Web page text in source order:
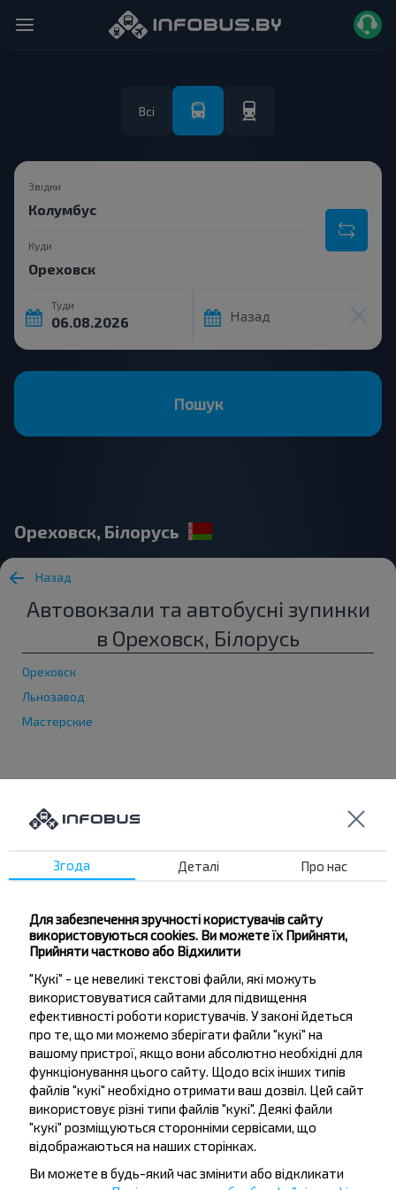
Всі
Звідки
Куди
Туди
Назад
Пошук
Ореховск, Білорусь
Назад
Автовокзали та автобусні зупинки
в Ореховск, Білорусь
Ореховск
Льнозавод
Мастерские
Бажаєте
подорожувати
дешевше?
Не пропусти акції, знижки та спеціальні
пропозиції, INFOBUS. Підпишись на розсилку та
подорожуй з нами дешевше!
Підписатися
Згода Деталі Про нас
Для забезпечення зручності користувачів сайту
використовуються cookies. Ви можете їх Прийняти,
Прийняти частково або Відхилити
"Кукі" - це невеликі текстові файли, які можуть
використовуватися сайтами для підвищення
ефективності роботи користувачів. У законі йдеться
про те, що ми можемо зберігати файли "кукі" на
вашому пристрої, якщо вони абсолютно необхідні для
функціонування цього сайту. Щодо всіх інших типів
файлів "кукі" необхідно отримати ваш дозвіл. Цей сайт
використовує різні типи файлів "кукі". Деякі файли
"кукі" розміщуються сторонніми сервісами, що
відображаються на наших сторінках.
Ви можете в будь-який час змінити або відкликати